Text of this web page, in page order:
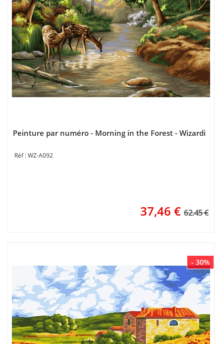
Peinture par numéro - Morning in the Forest - Wizardi
WZ-A092
37,46 € 62.45 €
- 30%